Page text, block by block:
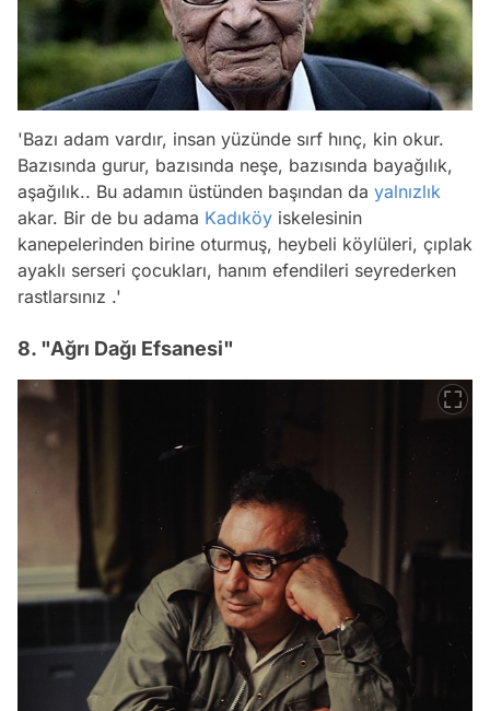
'Bazı adam vardır, insan yüzünde sırf hınç, kin okur.
Bazısında gurur, bazısında neşe, bazısında bayağılık,
aşağılık.. Bu adamın üstünden başından da yalnızlık
akar. Bir de bu adama Kadıköy iskelesinin
kanepelerinden birine oturmuş, heybeli köylüleri, çıplak
ayaklı serseri çocukları, hanım efendileri seyrederken
rastlarsınız .'
8. "Ağrı Dağı Efsanesi"